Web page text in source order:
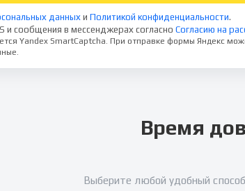
данных и Политикой конфиденциальности.
и сообщения в мессенджерах согласно Согласию на
Yandex SmartCaptcha. При отправке формы Яндекс
Время
Выберите любой удобный